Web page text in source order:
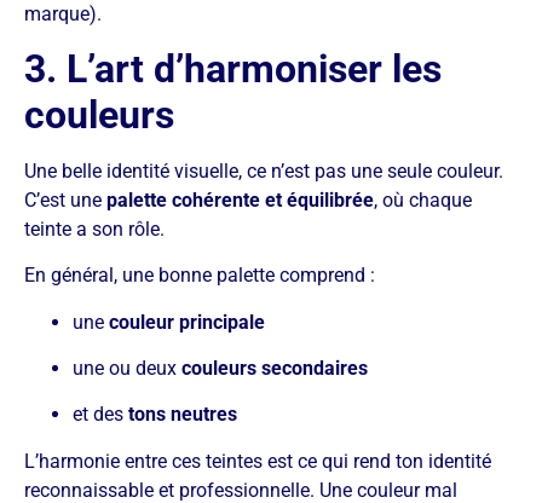
marque).
3. L’art d’harmoniser les
couleurs
Une belle identité visuelle, ce n’est pas une seule couleur.
C’est une palette cohérente et équilibrée, où chaque
teinte a son rôle.
En général, une bonne palette comprend :
une couleur principale
une ou deux couleurs secondaires
et des tons neutres
L’harmonie entre ces teintes est ce qui rend ton identité
reconnaissable et professionnelle. Une couleur mal